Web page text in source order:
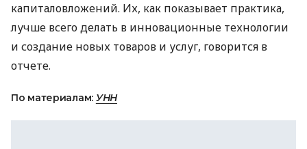
капиталовложений. Их, как показывает практика,
лучше всего делать в инновационные технологии
и создание новых товаров и услуг, говорится в
отчете.
По материалам: УНН